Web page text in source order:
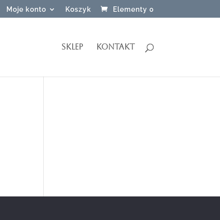
Moje konto Koszyk Elementy 0
SKLEP KONTAKT